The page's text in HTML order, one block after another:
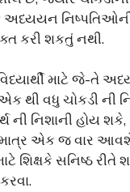
અધ્યયન
કરી શકતું નથી.
માટે જે-તે
થી વધુ ચોકડી ની
ની નિશાની હોય
માત્ર એક જ વાર
શિક્ષકે સનિષ્ઠ રીતે